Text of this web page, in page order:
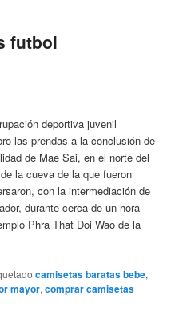
futbol
deportiva juvenil
las prendas a la conclusión de
de Mae Sai, en el norte del
la cueva de la que fueron
con la intermediación de
durante cerca de un hora
Phra That Doi Wao de la
camisetas baratas bebe,
mayor,comprar camisetas